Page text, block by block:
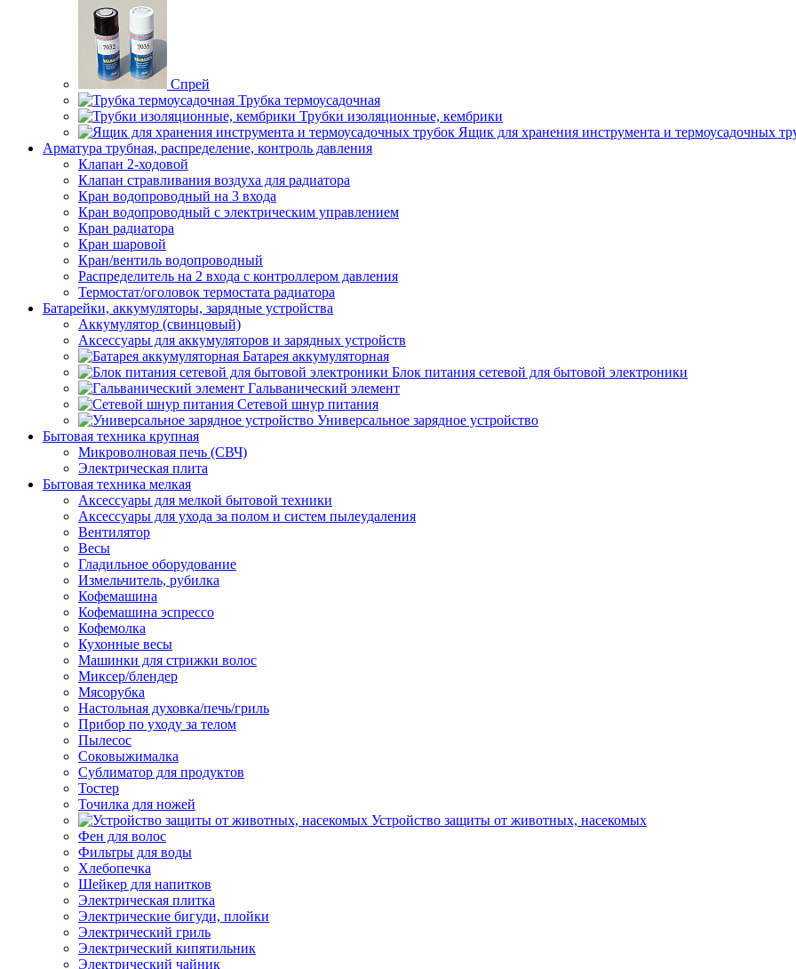
Спрей
Трубка термоусадочная
Трубки изоляционные, кембрики
Ящик для хранения инструмента и термоусадочных
Арматура трубная, распределение, контроль давления
Клапан 2-ходовой
Клапан стравливания воздуха для радиатора
Кран водопроводный на 3 входа
Кран водопроводный с электрическим управлением
Кран радиатора
Кран шаровой
Кран/вентиль водопроводный
Распределитель на 2 входа с контроллером давления
Термостат/оголовок термостата радиатора
Батарейки, аккумуляторы, зарядные устройства
Аккумулятор (свинцовый)
Аксессуары для аккумуляторов и зарядных устройств
Батарея аккумуляторная
Блок питания сетевой для бытовой электроники
Гальванический элемент
Сетевой шнур питания
Универсальное зарядное устройство
Бытовая техника крупная
Микроволновая печь (СВЧ)
Электрическая плита
Бытовая техника мелкая
Аксессуары для мелкой бытовой техники
Аксессуары для ухода за полом и систем пылеудаления
Вентилятор
Весы
Гладильное оборудование
Измельчитель, рубилка
Кофемашина
Кофемашина эспрессо
Кофемолка
Кухонные весы
Машинки для стрижки волос
Миксер/блендер
Мясорубка
Настольная духовка/печь/гриль
Прибор по уходу за телом
Пылесос
Соковыжималка
Сублиматор для продуктов
Тостер
Точилка для ножей
Устройство защиты от животных, насекомых
Фен для волос
Фильтры для воды
Хлебопечка
Шейкер для напитков
Электрическая плитка
Электрические бигуди, плойки
Электрический гриль
Электрический кипятильник
Электрический чайник